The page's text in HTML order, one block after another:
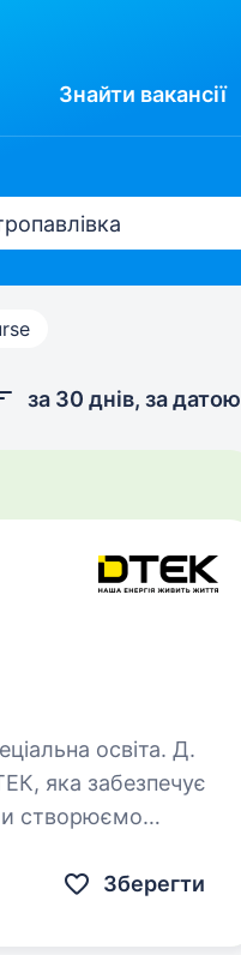
Знайти вакансії
за 30 днів, за датою
освіта. Д.
яка забезпечує
створюємо
Зберегти